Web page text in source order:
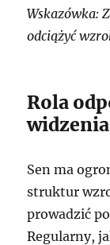
Wskazówka:
odciążyć
Rola
widzenia
Sen ma
struktur
prowadzić
Regularny,